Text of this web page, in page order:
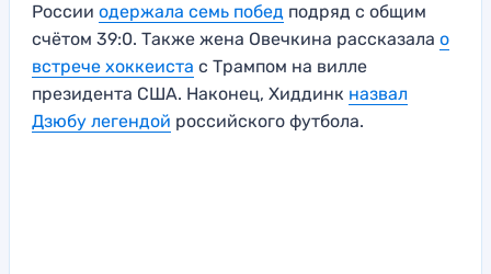
России одержала семь побед подряд с общим
счётом 39:0. Также жена Овечкина рассказала о
встрече хоккеиста с Трампом на вилле
президента США. Наконец, Хиддинк назвал
Дзюбу легендой российского футбола.